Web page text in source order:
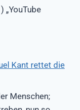
„YouTube
Kant rettet die
Menschen;